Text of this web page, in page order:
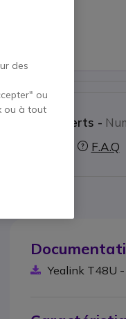
€
nos experts -
F.A.Q
Yealink T48U
des
ou
ou à tout